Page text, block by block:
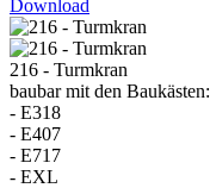
Download
216 - Turmkran
baubar mit den Baukästen:
- E318
- E407
- E717
- EXL